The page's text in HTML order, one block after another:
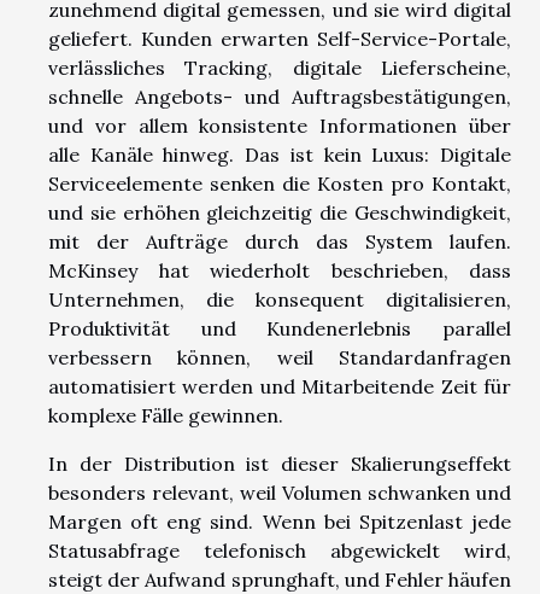
zunehmend digital gemessen, und sie wird digital
geliefert. Kunden erwarten Self-Service-Portale,
verlässliches Tracking, digitale Lieferscheine,
schnelle Angebots- und Auftragsbestätigungen,
und vor allem konsistente Informationen über
alle Kanäle hinweg. Das ist kein Luxus: Digitale
Serviceelemente senken die Kosten pro Kontakt,
und sie erhöhen gleichzeitig die Geschwindigkeit,
mit der Aufträge durch das System laufen.
McKinsey hat wiederholt beschrieben, dass
Unternehmen, die konsequent digitalisieren,
Produktivität und Kundenerlebnis parallel
verbessern können, weil Standardanfragen
automatisiert werden und Mitarbeitende Zeit für
komplexe Fälle gewinnen.
In der Distribution ist dieser Skalierungseffekt
besonders relevant, weil Volumen schwanken und
Margen oft eng sind. Wenn bei Spitzenlast jede
Statusabfrage telefonisch abgewickelt wird,
steigt der Aufwand sprunghaft, und Fehler häufen